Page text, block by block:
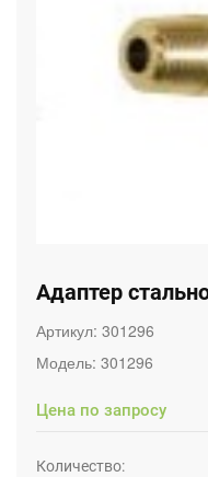
Адаптер
Артикул: 301296
Модель: 301296
Цена по запросу
Количество: